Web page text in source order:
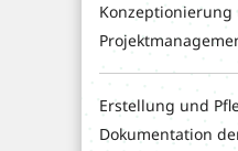
Konzeptionierung
Erstellung und
Dokumentation